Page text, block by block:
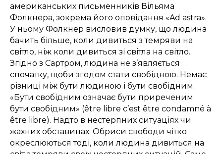
американських письменників Вільяма
Фолкнера, зокрема його оповідання «Ad astra».
У ньому Фолкнер висловив думку, що людина
бачить більше, коли дивиться з темряви на
світло, ніж коли дивиться зі світла на світло.
Згідно з Сартром, людина не з’являється
спочатку, щоби згодом стати свобідною. Немає
різниці між бути людиною і бути свобідним.
«Бути свобідним означає бути приреченим
бути свобідним» (être libre c’est être condamné à
être libre). Надто в нестерпних ситуаціях чи
жахних обставинах. Обриси свободи чітко
окреслюються тоді, коли людина дивиться на